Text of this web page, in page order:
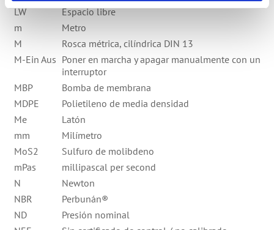
LW
Espacio libre
m
Metro
M
Rosca métrica, cilíndrica DIN 13
M-Ein Aus Poner en marcha y apagar manualmente con un
interruptor
MBP
Bomba de membrana
MDPE
Polietileno de media densidad
Me
Latón
mm
Milímetro
MoS2
Sulfuro de molibdeno
mPas
millipascal per second
N
Newton
NBR
Perbunán®
ND
Presión nominal